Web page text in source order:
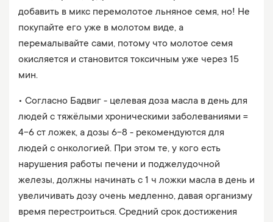
добавить в микс перемолотое льняное семя, но! Не
покупайте его уже в молотом виде, а
перемалывайте сами, потому что молотое семя
окисляется и становится токсичным уже через 15
мин.
• Согласно Бадвиг - целевая доза масла в день для
людей с тяжёлыми хроническими заболеваниями =
4-6 ст ложек, а дозы 6-8 - рекомендуются для
людей с онкологией. При этом те, у кого есть
нарушения работы печени и поджелудочной
железы, должны начинать с 1 ч ложки масла в день и
увеличивать дозу очень медленно, давая организму
время перестроиться. Средний срок достижения